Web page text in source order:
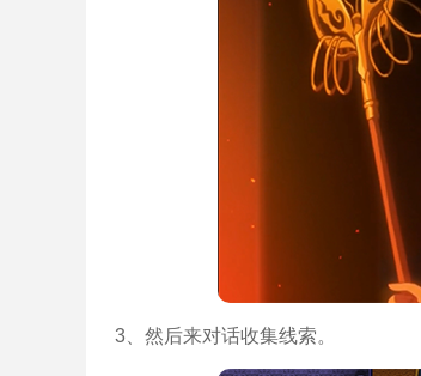
3、然后来对话收集线索。